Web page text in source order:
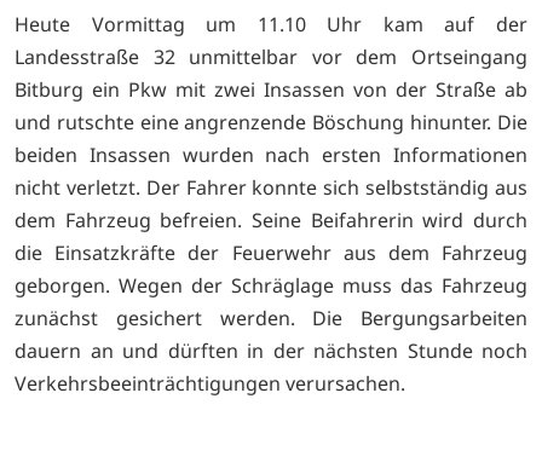
Heute Vormittag um 11.10 Uhr kam auf der
Landesstraße 32 unmittelbar vor dem Ortseingang
Bitburg ein Pkw mit zwei Insassen von der Straße ab
und rutschte eine angrenzende Böschung hinunter. Die
beiden Insassen wurden nach ersten Informationen
nicht verletzt. Der Fahrer konnte sich selbstständig aus
dem Fahrzeug befreien. Seine Beifahrerin wird durch
die Einsatzkräfte der Feuerwehr aus dem Fahrzeug
geborgen. Wegen der Schräglage muss das Fahrzeug
zunächst gesichert werden. Die Bergungsarbeiten
dauern an und dürften in der nächsten Stunde noch
Verkehrsbeeinträchtigungen verursachen.